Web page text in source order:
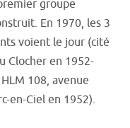
groupe
En 1970, les 3
voient le jour (cité
Clocher en 1952-
108, avenue
en-Ciel en 1952).